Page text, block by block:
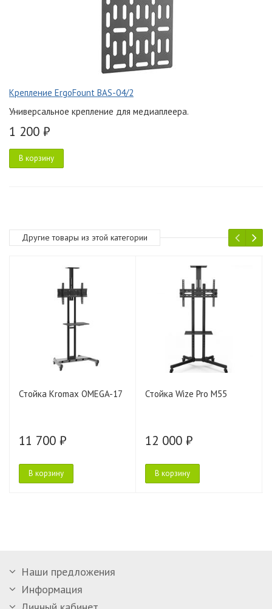
Крепление ErgoFount BAS-04/2
Универсальное крепление для медиаплеера.
1 200 ₽
В корзину
Другие товары из этой категории
Стойка Kromax OMEGA-17
11 700 ₽
В корзину
Стойка Wize Pro M55
12 000 ₽
В корзину
Наши предложения
Информация